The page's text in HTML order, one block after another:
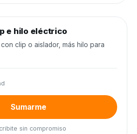
e hilo eléctrico
clip o aislador, más hilo para
Sumarme
sin compromiso